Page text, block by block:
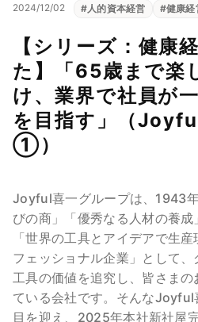
2024/12/02 # 人的資本経営 #健康経
【シリーズ：健康
た】「65歳まで楽
け、業界で社員が
を目指す」（
①）
Joyful喜一グループは、1943
びの商」「優秀なる人材の養成
「世界の工具とアイデアで生
フェッショナル企業」として
工具の価値を追究し、皆さま
ている会社です。そんな
目を迎え、2025年本社新社屋